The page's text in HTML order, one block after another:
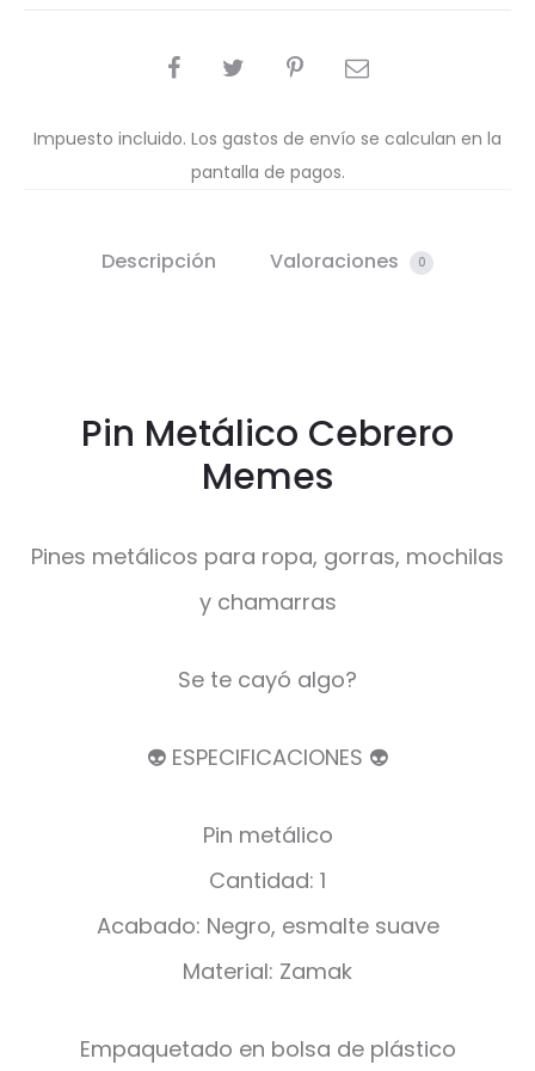
COMPARTIR
Impuesto incluido. Los gastos de envío se calculan en la
pantalla de pagos.
Descripción Valoraciones 0
Pin Metálico Cebrero
Memes
Pines metálicos para ropa, gorras, mochilas
y chamarras
Se te cayó algo?
👽 ESPECIFICACIONES 👽
Pin metálico
Cantidad: 1
Acabado: Negro, esmalte suave
Material: Zamak
Empaquetado en bolsa de plástico